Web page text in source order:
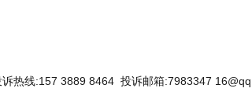
诉热线:157 3889 8464 投诉邮箱:7983347